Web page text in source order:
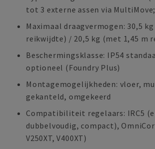
tot 3 externe assen via
Maximaal draagvermogen: 30,5
reikwijdte) / 20,5 kg (met 1,45 m
Beschermingsklasse: IP54
optioneel (Foundry Plus)
Montagemogelijkheden: vloer,
gekanteld, omgekeerd
Compatibiliteit regelaars: IRC5
dubbelvoudig, compact),
V250XT, V400XT)